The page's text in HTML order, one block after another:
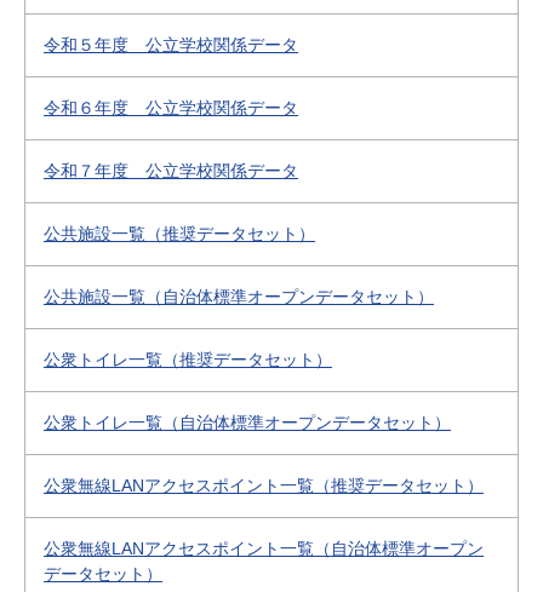
令和５年度 公立学校関係データ
令和６年度 公立学校関係データ
令和７年度 公立学校関係データ
公共施設一覧（推奨データセット）
公共施設一覧（自治体標準オープンデータセット）
公衆トイレ一覧（推奨データセット）
公衆トイレ一覧（自治体標準オープンデータセット）
公衆無線LANアクセスポイント一覧（推奨データセット）
公衆無線LANアクセスポイント一覧（自治体標準オープン
データセット）